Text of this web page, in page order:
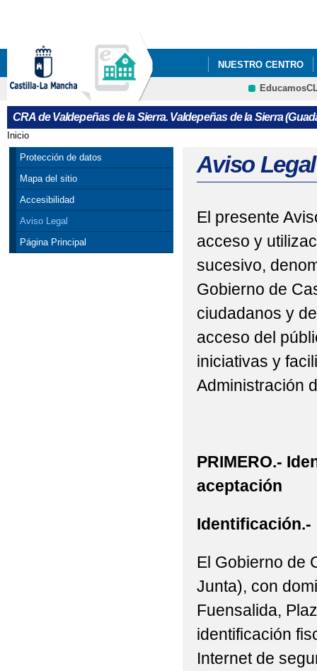
NUESTRO CENTRO
CRFP
CRA de Valdepeñas de la Sierra. Valdepeñas de la Sierra
Se encuentra usted aquí
Inicio
Protección de datos
Mapa del sitio
Accesibilidad
Aviso Legal
Página Principal
Aviso Legal
El presente
acceso y
sucesivo,
Gobierno de
ciudadanos y
acceso del
iniciativas y
Administración
PRIMERO.-
aceptación
Identificación.-
El Gobierno de
Junta), con
Fuensalida,
identificación
Internet de